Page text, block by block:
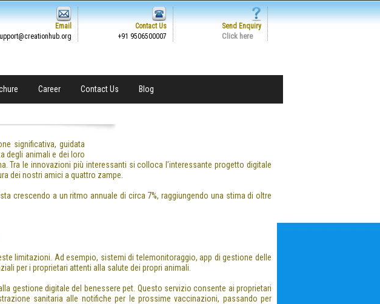
Email
Contact Us
+91 9506500007
Send Enquiry
Click here
Career Contact Us Blog
significativa, guidata
degli animali e dei loro
Tra le innovazioni più interessanti si colloca l’interessante progetto digitale
dei nostri amici a quattro zampe.
crescendo a un ritmo annuale di circa 7%, raggiungendo una stima di oltre
limitazioni. Ad esempio, sistemi di telemonitoraggio, app di gestione delle
per i proprietari attenti alla salute dei propri animali.
gestione digitale del benessere pet. Questo servizio consente ai proprietari
sanitaria alle notifiche per le prossime vaccinazioni, passando per